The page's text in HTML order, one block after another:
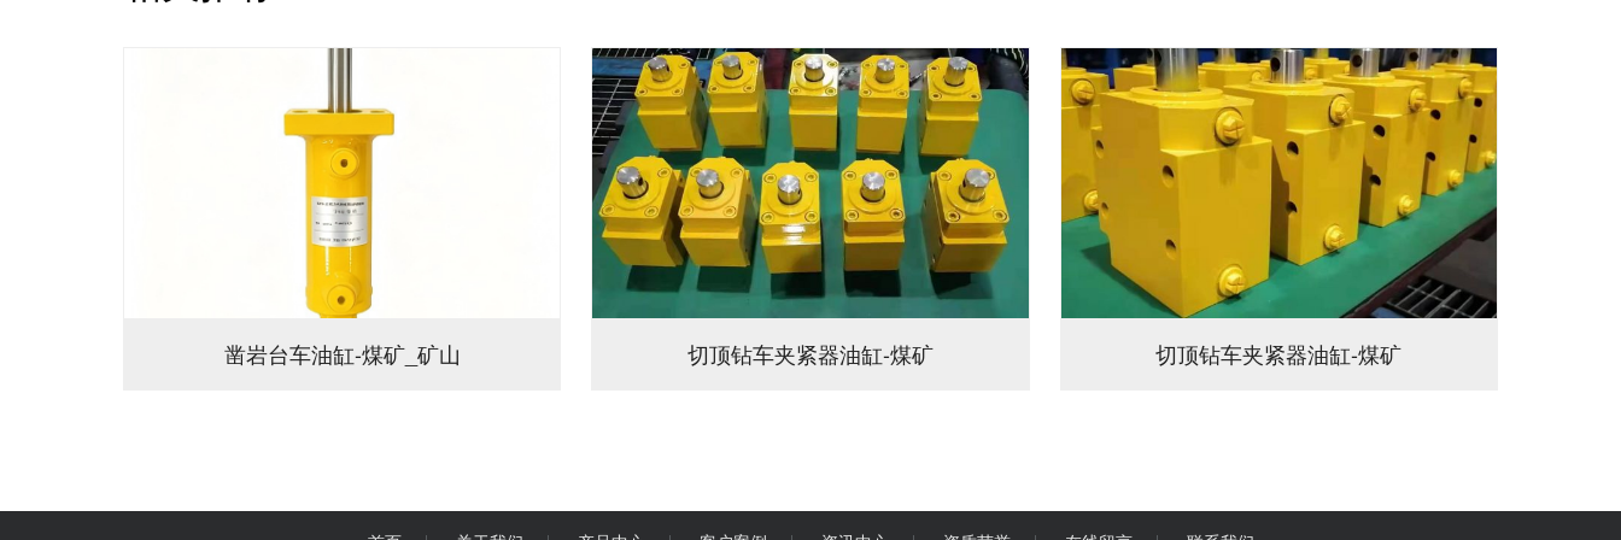
凿岩台车油缸-煤矿_矿山 切顶钻车夹紧器油缸-煤矿 切顶钻车夹紧器油缸-煤矿